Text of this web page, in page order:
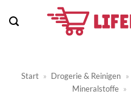
Inhalt
Start » Drogerie & Reinigen »
Mineralstoffe »